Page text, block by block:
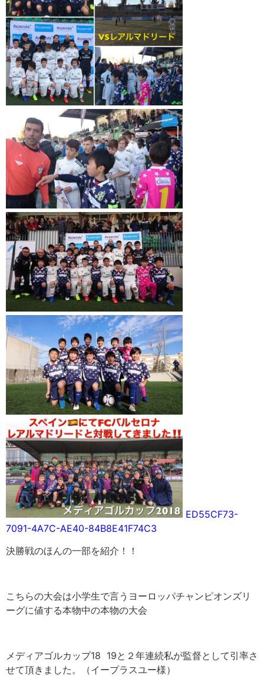
ED55CF73-
7091-4A7C-AE40-84B8E41F74C3
決勝戦のほんの一部を紹介！！
こちらの大会は小学生で言うヨーロッパチャンピオンズリ
ーグに値する本物中の本物の大会
メディアゴルカップ18 19と２年連続私が監督として引率さ
せて頂きました。（イープラスユー様）